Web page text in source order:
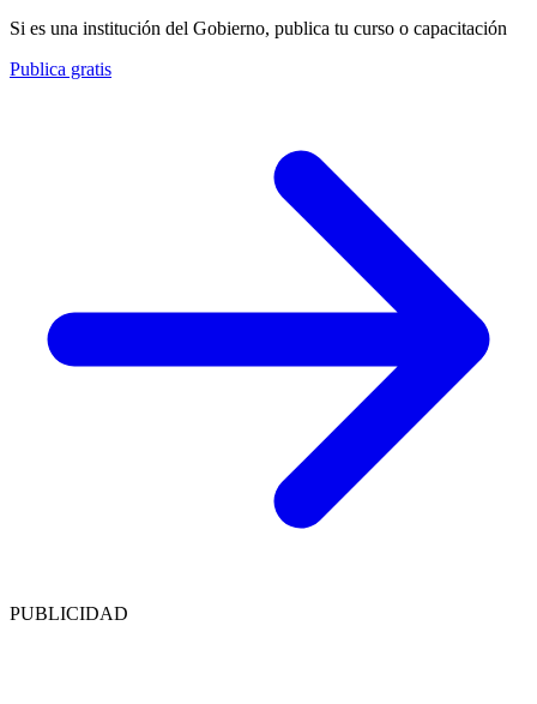
Si es una institución del Gobierno, publica tu curso o capacitación
Publica gratis
PUBLICIDAD